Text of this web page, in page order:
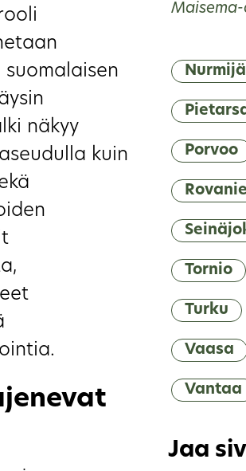
näkyy
kuin
Porvoo
Tornio
Turku
Vaasa
Vantaa
Jaa